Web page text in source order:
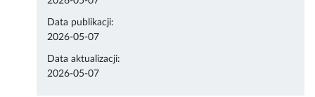
Data publikacji:
2026-05-07
Data aktualizacji:
2026-05-07